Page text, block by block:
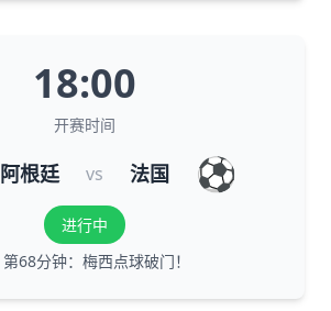
18:00
开赛时间
阿根廷 vs 法国 ⚽
进行中
第68分钟：梅西点球破门！